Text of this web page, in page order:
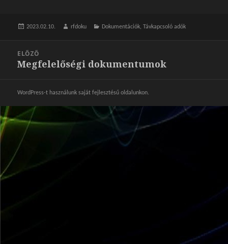
Közzétéve
2023.02.10. Szerző
rfdoku Kategória
Dokumentációk,Távkapcsoló adók
ELŐZŐ
Korábbi
Megfelelőségi dokumentumok
WordPress-t használunk saját fejlesztésű oldalunkon.